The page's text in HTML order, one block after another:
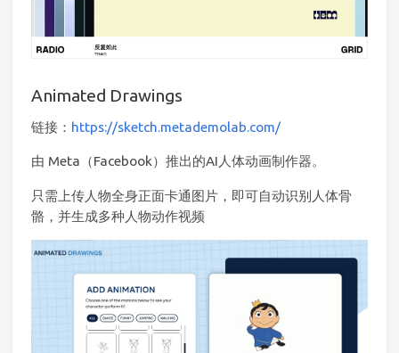
Animated Drawings
链接： https://sketch.metademolab.com/
由 Meta（Facebook）推出的AI人体动画制作器。
只需上传人物全身正面卡通图片，即可自动识别人体骨
骼，并生成多种人物动作视频